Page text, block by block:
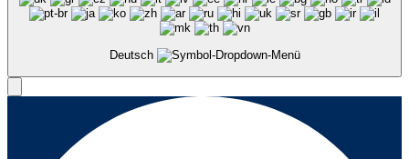
Deutsch